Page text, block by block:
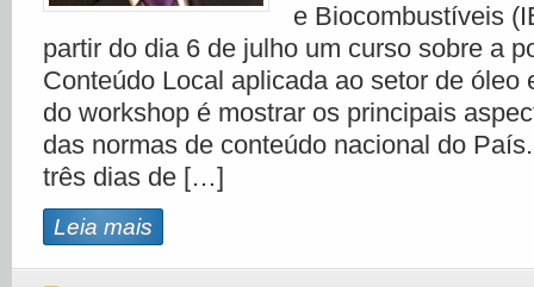
e Biocombustíveis
partir do dia 6 de julho um curso sobre a
Conteúdo Local aplicada ao setor de óleo
do workshop é mostrar os principais
das normas de conteúdo nacional do
três dias de […]
Leia mais